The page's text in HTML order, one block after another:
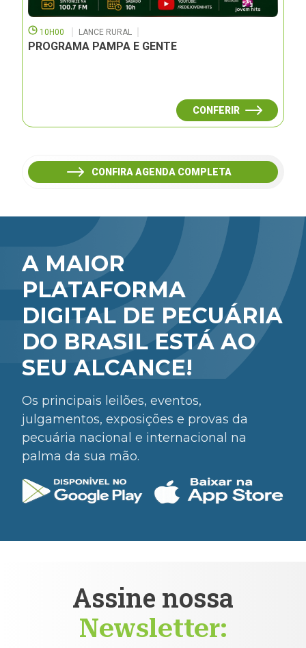
10H00 LANCE RURAL
PROGRAMA PAMPA E GENTE
CONFERIR
CONFIRA AGENDA COMPLETA
A MAIOR
PLATAFORMA
DIGITAL DE PECUÁRIA
DO BRASIL ESTÁ AO
SEU ALCANCE!
Os principais leilões, eventos,
julgamentos, exposições e provas da
pecuária nacional e internacional na
palma da sua mão.
Assine nossa
Newsletter: